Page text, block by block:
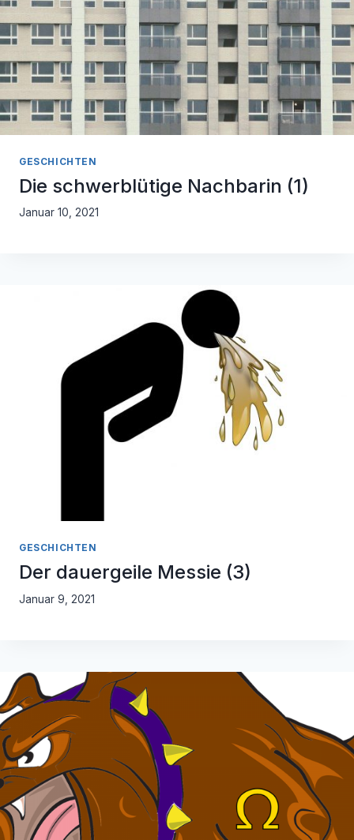
GESCHICHTEN
Die schwerblütige Nachbarin (1)
Januar 10, 2021
GESCHICHTEN
Der dauergeile Messie (3)
Januar 9, 2021